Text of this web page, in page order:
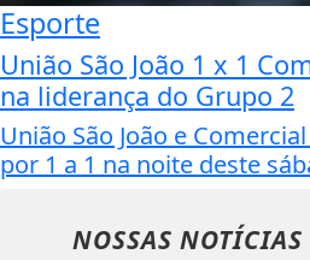
Esporte
União São João 1 x 1
na liderança do Grupo 2
União São João e
por 1 a 1 na noite deste
NOSSAS NOTÍCIAS